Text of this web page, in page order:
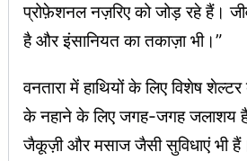
प्रोफ़ेशनल नज़रिए को जोड़ रहे हैं।
है और इंसानियत का तकाज़ा भी।”
वनतारा में हाथियों के लिए विशेष
के नहाने के लिए जगह-जगह जलाशय
जैकूज़ी और मसाज जैसी सुविधाएं भी